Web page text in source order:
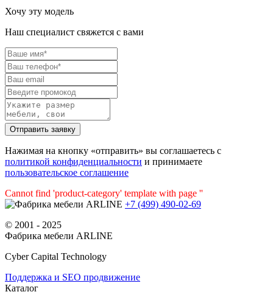
Хочу эту модель
Наш специалист свяжется с вами
Нажимая на кнопку «отправить» вы соглашаетесь с
политикой конфиденциальности и принимаете
пользовательское соглашение
Cannot find 'product-category' template with page ''
+7 (499) 490-02-69
© 2001 - 2025
Фабрика мебели ARLINE
Cyber Capital Technology
Поддержка и SEO продвижение
Каталог